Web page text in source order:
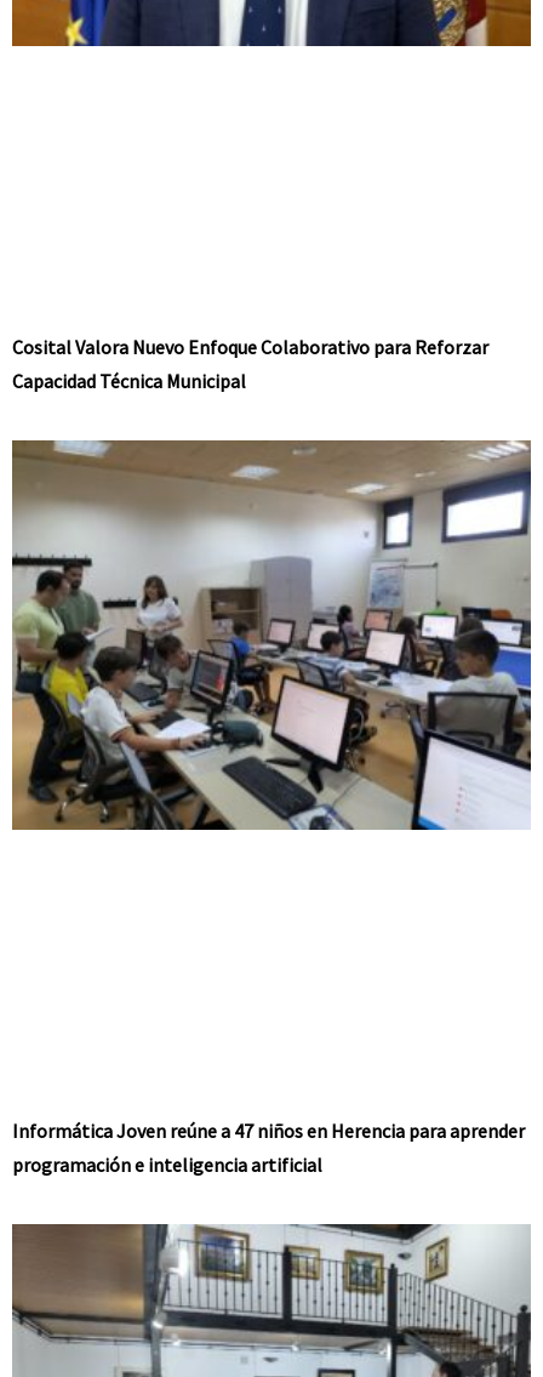
Cosital Valora Nuevo Enfoque Colaborativo para Reforzar
Capacidad Técnica Municipal
Informática Joven reúne a 47 niños en Herencia para aprender
programación e inteligencia artificial